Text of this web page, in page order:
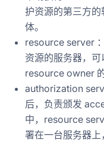
护资源的第三方
体。
resource server
资源的服务器，
resource owner
authorization
后，负责颁发
中，resource
署在一台服务器上